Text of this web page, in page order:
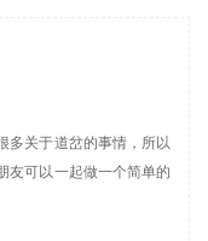
关于道岔的事情，所以
友可以一起做一个简单的